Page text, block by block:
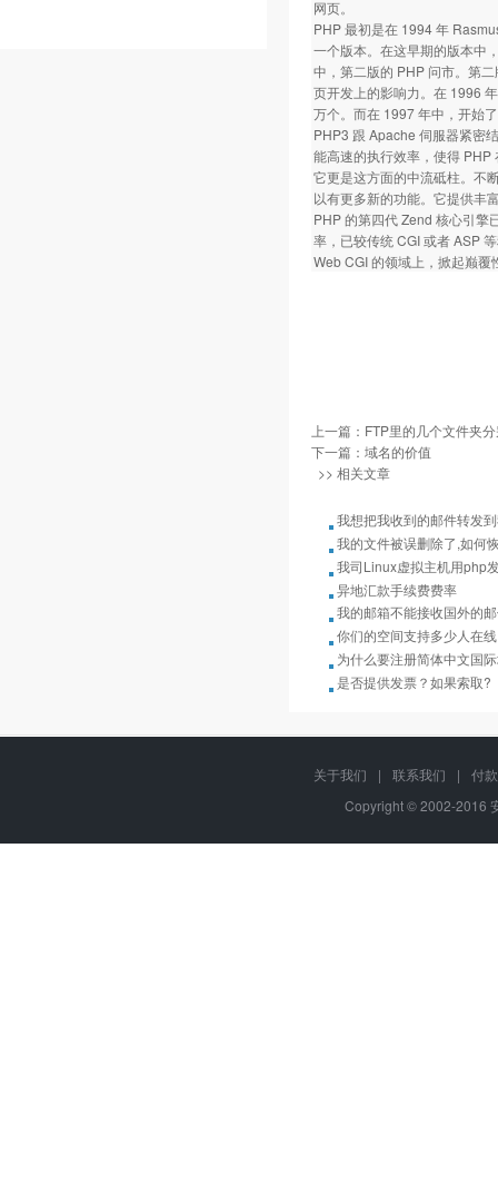
网页。
PHP 最初是在 1994 年
一个版本。在这早期的版本中
中，第二版的 PHP 问市。第
页开发上的影响力。在 1996
万个。而在 1997 年中，开始
PHP3 跟 Apache 伺服器紧密
能高速的执行效率，使得
它更是这方面的中流砥柱。不
以有更多新的功能。它提供丰
PHP 的第四代 Zend 核心引擎
率，已较传统 CGI 或者 ASP
Web CGI 的领域上，掀起巅
上一篇： FTP里的几个文件夹
下一篇： 域名的价值
>> 相关文章
我想把我收到的邮件转发
我的文件被误删除了,如何
我司Linux虚拟主机用php
异地汇款手续费费率
我的邮箱不能接收国外的
你们的空间支持多少人在
为什么要注册简体中文国
是否提供发票？如果索取?
关于我们 | 联系我们 |
付
Copyright © 2002-2016